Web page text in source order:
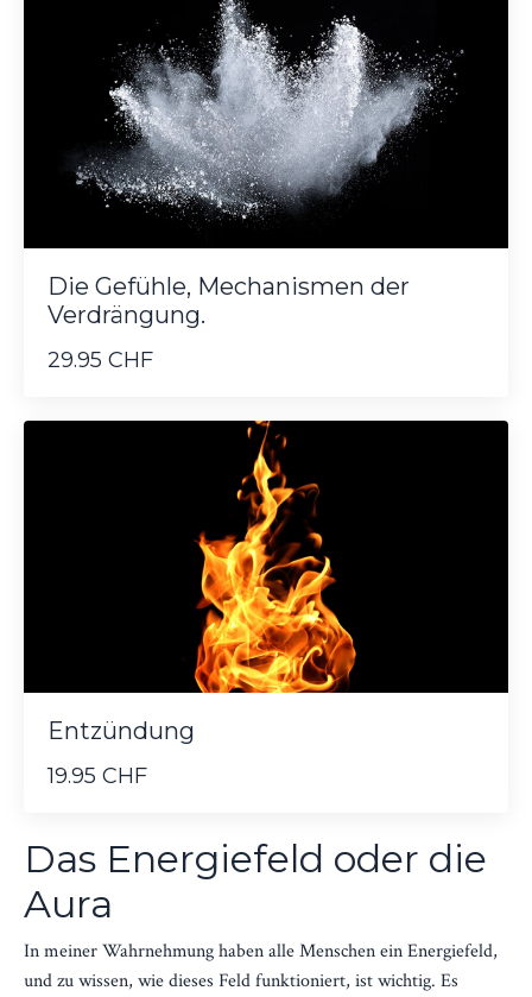
Die Gefühle, Mechanismen der
Verdrängung.
29.95 CHF
Entzündung
19.95 CHF
Das Energiefeld oder die
Aura
In meiner Wahrnehmung haben alle Menschen ein Energiefeld,
und zu wissen, wie dieses Feld funktioniert, ist wichtig. Es